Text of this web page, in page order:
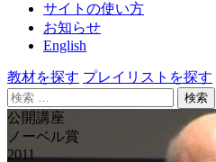
サイトの使い方
お知らせ
English
教材を探す プレイリストを探す
検
索:
公開講座
ノーベル賞
2011